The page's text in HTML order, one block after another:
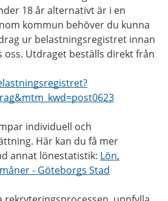
18 år alternativt är i en
kommun behöver du kunna
ur belastningsregistret innan
Utdraget beställs direkt från
individuell och
Här kan du få mer
annat lönestatistik: Lön,
- Göteborgs Stad